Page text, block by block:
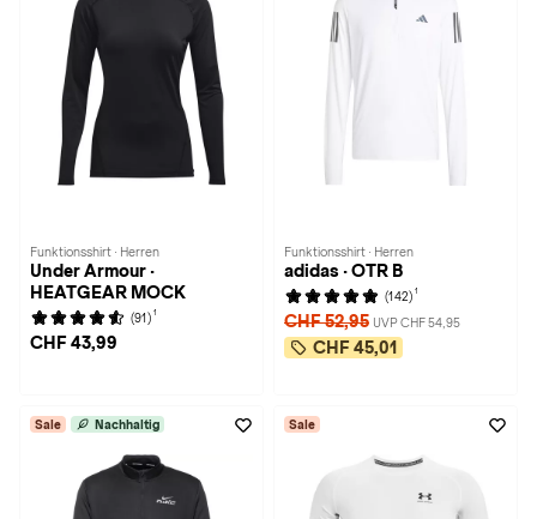
Funktionsshirt · Herren
Under Armour ·
HEATGEAR MOCK
(91) 1
CHF 43,99
Funktionsshirt · Herren
adidas · OTR B
(142) 1
CHF 52,95 UVP CHF 54,95
CHF 45,01
Sale Nachhaltig Sale